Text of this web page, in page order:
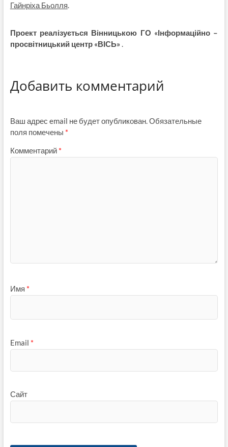
Гайнріха Бьолля.
Проект реалізується Вінницькою ГО «Інформаційно –
просвітницький центр «ВІСЬ».
Добавить комментарий
Ваш адрес email не будет опубликован.Обязательные
поля помечены *
Комментарий *
Имя *
Email *
Сайт